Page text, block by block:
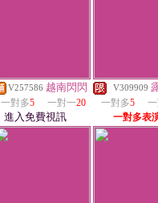
V257586 越南閃閃
一對多5 一對一20
進入免費視訊
V309909
一對多5
一對多表